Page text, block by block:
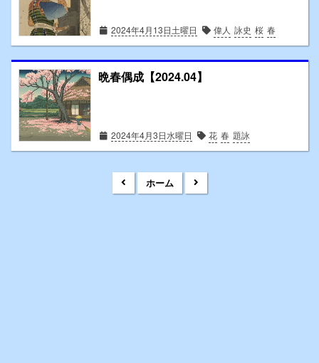
2024年4月13日土曜日 偉人 詠史 桜 春
晩春偶成【2024.04】
2024年4月3日水曜日 花 春 題詠
ホーム